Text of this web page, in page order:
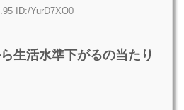
ID:/YurD7XO0
生活水準下がるの当たり